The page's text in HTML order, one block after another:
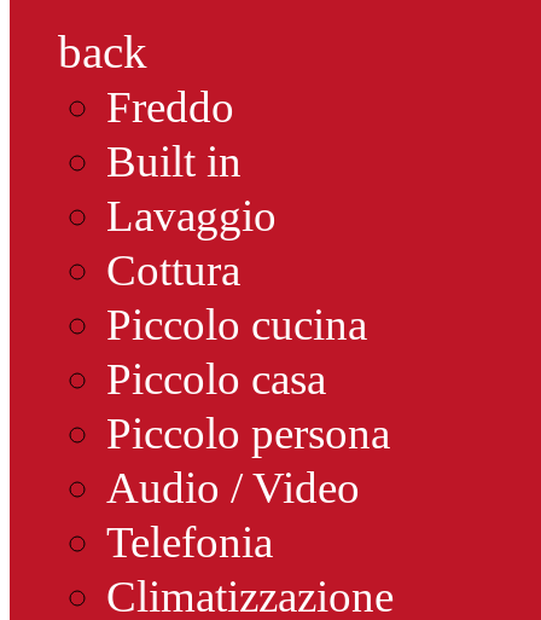
back
Freddo
Built in
Lavaggio
Cottura
Piccolo cucina
Piccolo casa
Piccolo persona
Audio / Video
Telefonia
Climatizzazione